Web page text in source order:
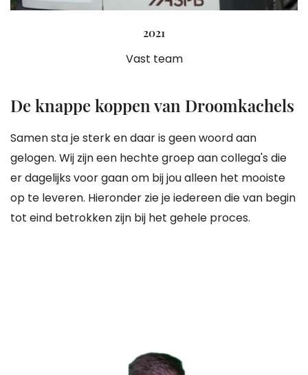
2021
Vast team
De knappe koppen van Droomkachels
Samen sta je sterk en daar is geen woord aan
gelogen. Wij zijn een hechte groep aan collega's die
er dagelijks voor gaan om bij jou alleen het mooiste
op te leveren. Hieronder zie je iedereen die van begin
tot eind betrokken zijn bij het gehele proces.